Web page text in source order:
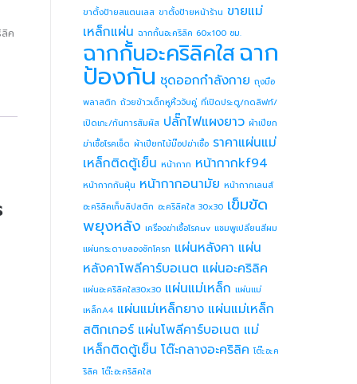
ค
ขาตั้งป้ายสแตนเลส ขาตั้งป้ายหน้าร้าน ขายแม่
เหล็กแผ่น ฉากกั้นอะคริลิค 60x100 ซม.
ฉากกั้นอะคริลิคใสฉาก
ป้องกัน ชุดออกกำลังกาย ถุงมือ
พลาสติก ถ้วยข้าวเด็กหูหิ้วจับคู่ ที่เปิดประตู/กดลิฟท์/
เปิดเกะ/กันการสัมผัส ปลั๊กไฟแผงยาว ผ้าเปียก
ฆ่าเชื้อโรคเช็ด ผ้าเปียกไม้ม๊อปฆ่าเชื้อ ราคาแผ่นแม่
เหล็กติดตู้เย็น หน้ากาก หน้ากากkf94
หน้ากากกันฝุ่น หน้ากากอนามัย หน้ากากเลนส์
อะคริลิคเก็บลิปสติก อะคริลิคใส 30x30 เข็มขัด
พยุงหลัง เครื่องฆ่าเชื้อโรคuv แชมพูเปลี่ยนสีผม
แผ่นกระดาษลองชักโครก แผ่นหลังคา แผ่น
หลังคาโพลีคาร์บอเนต แผ่นอะคริลิค
แผ่นอะคริลิคใส30x30 แผ่นแม่เหล็ก แผ่นแม่
เหล็กA4 แผ่นแม่เหล็กยาง แผ่นแม่เหล็ก
สติกเกอร์ แผ่นโพลีคาร์บอเนต แม่
เหล็กติดตู้เย็น โต๊ะกลางอะคริลิค โต๊ะอะค
ริลิค โต๊ะอะคริลิคใส